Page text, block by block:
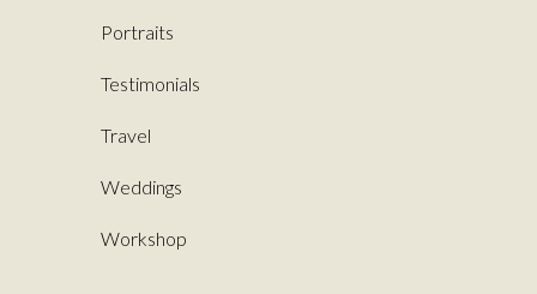
Portraits
Testimonials
Travel
Weddings
Workshop